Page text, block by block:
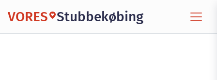
VORES Stubbekøbing